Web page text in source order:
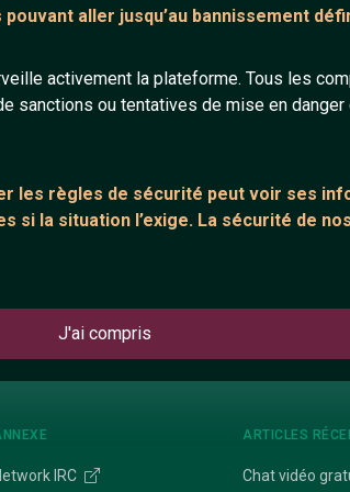
aller jusqu’au bannissement
activement la plateforme. Tous les
sanctions ou tentatives de mise en danger
les règles de sécurité peut voir ses
si la situation l’exige. La sécurité de
J'ai compris
62 ans
IRC
ARTICLES
Chat vidéo